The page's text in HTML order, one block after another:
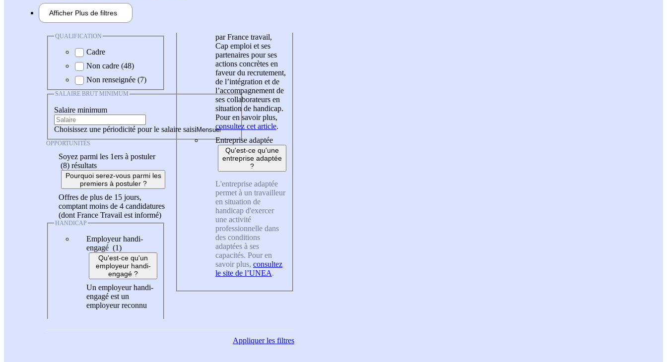
Afficher Plus de filtres
QUALIFICATION
Cadre
Non cadre (48)
Non renseignée (7)
SALAIRE BRUT MINIMUM
Salaire minimum
Choisissez une périodicité pour le salaire saisi
OPPORTUNITÉS
Soyez parmi les 1ers à postuler
(8) résultats
Pourquoi serez-vous parmi les
premiers à postuler ?
Offres de plus de 15 jours,
comptant moins de 4 candidatures
(dont France Travail est informé)
HANDICAP
Employeur handi-
engagé (1)
Qu'est-ce qu'un
employeur handi-
engagé ?
Un employeur handi-
engagé est un
employeur reconnu
par France travail,
Cap emploi et ses
partenaires pour ses
actions concrètes en
faveur du recrutement,
de l’intégration et de
l’accompagnement de
ses collaborateurs en
situation de handicap.
Pour en savoir plus,
consultez cet article.
Entreprise adaptée
Qu'est-ce qu'une
entreprise adaptée
?
L'entreprise adaptée
permet à un travailleur
en situation de
handicap d'exercer
une activité
professionnelle dans
des conditions
adaptées à ses
capacités. Pour en
savoir plus, consultez
le site de l’UNEA.
Appliquerles filtres